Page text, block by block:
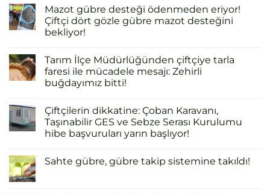
Mazot gübre desteği ödenmeden eriyor!
Çiftçi dört gözle gübre mazot desteğini
bekliyor!
Tarım İlçe Müdürlüğünden çiftçiye tarla
faresi ile mücadele mesajı: Zehirli
buğdayımız bitti!
Çiftçilerin dikkatine: Çoban Karavanı,
Taşınabilir GES ve Sebze Serası Kurulumu
hibe başvuruları yarın başlıyor!
Sahte gübre, gübre takip sistemine takıldı!